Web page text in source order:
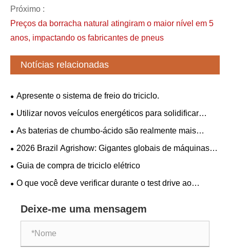
Próximo :
Preços da borracha natural atingiram o maior nível em 5
anos, impactando os fabricantes de pneus
Notícias relacionadas
Apresente o sistema de freio do triciclo.
Utilizar novos veículos energéticos para solidificar
conjuntamente a “amizade férrea” entre a China e a
As baterias de chumbo-ácido são realmente mais
baratas que as baterias de lítio?
​2026 Brazil Agrishow: Gigantes globais de máquinas
agrícolas colaboram em um novo plano para a
modernização agrícola da América Latina
Guia de compra de triciclo elétrico
O que você deve verificar durante o test drive ao
Deixe-me uma mensagem